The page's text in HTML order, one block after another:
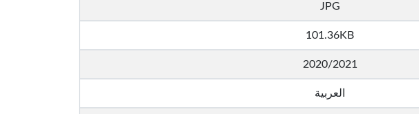
JPG
101.36KB
2020/2021
العربية